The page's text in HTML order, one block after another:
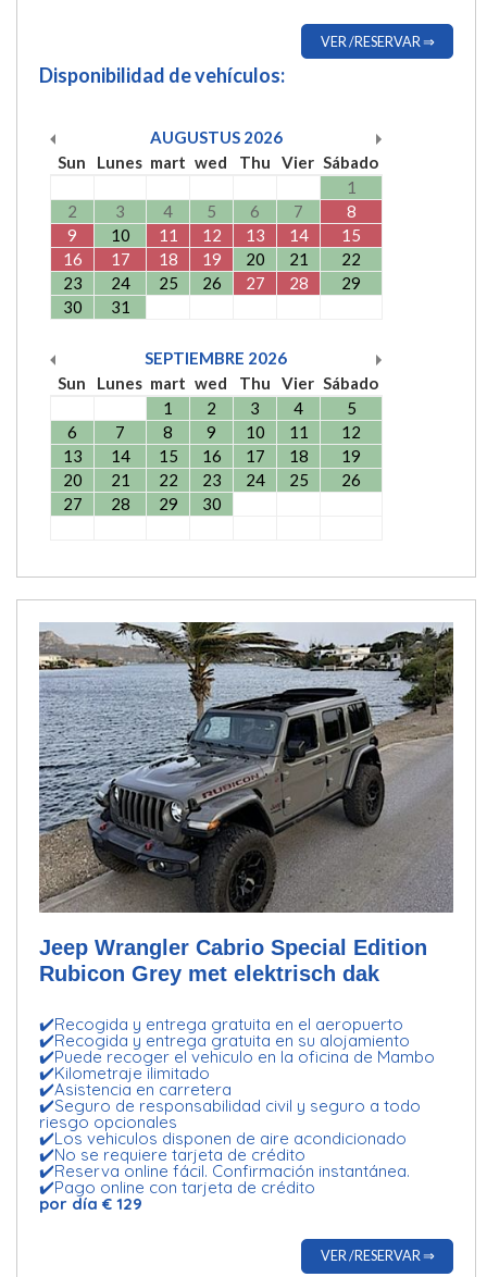
VER /RESERVAR ⇒
Disponibilidad de vehículos:
AUGUSTUS 2026
Sun
Lunes mart wed Thu Vier Sábado
1
2
3 4 5 6 7
8
9
10 11 12 13 14
15
16
17 18 19 20 21
22
23
24 25 26 27 28
29
30
31
SEPTIEMBRE 2026
Sun
Lunes mart wed Thu Vier Sábado
1
2 3 4
5
6
7 8 9 10 11
12
13
14 15 16 17 18
19
20
21 22 23 24 25
26
27
28 29 30
Jeep Wrangler Cabrio Special Edition
Rubicon Grey met elektrisch dak
✔️Recogida y entrega gratuita en el aeropuerto
✔️Recogida y entrega gratuita en su alojamiento
✔️Puede recoger el vehiculo en la oficina de Mambo
✔️Kilometraje ilimitado
✔️Asistencia en carretera
✔️Seguro de responsabilidad civil y seguro a todo
riesgo opcionales
✔️Los vehiculos disponen de aire acondicionado
✔️No se requiere tarjeta de crédito
✔️Reserva online fácil. Confirmación instantánea.
✔️Pago online con tarjeta de crédito
por día € 129
VER /RESERVAR ⇒